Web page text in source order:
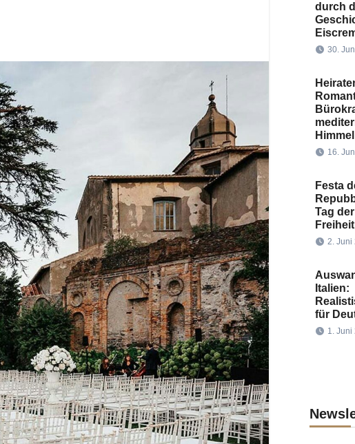
durch
30.
Himmel
16.
Festa
Tag
Freiheit
2. Juni
Italien:
für
1. Juni